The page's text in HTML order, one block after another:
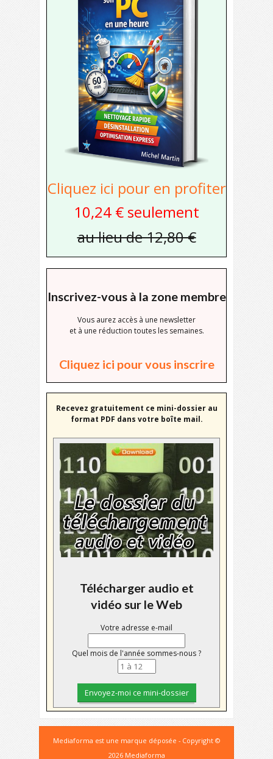
Cliquez ici pour en profiter
10,24 € seulement
au lieu de 12,80 €
Inscrivez-vous à la zone membre
Vous aurez accès à une newsletter
et à une réduction toutes les semaines.
Cliquez ici pour vous inscrire
Recevez gratuitement ce mini-dossier au
format PDF dans votre boîte mail.
Télécharger audio et
vidéo sur le Web
Votre adresse e-mail
Quel mois de l'année sommes-nous ?
Mediaforma est une marque déposée - Copyright ©
2026 Mediaforma